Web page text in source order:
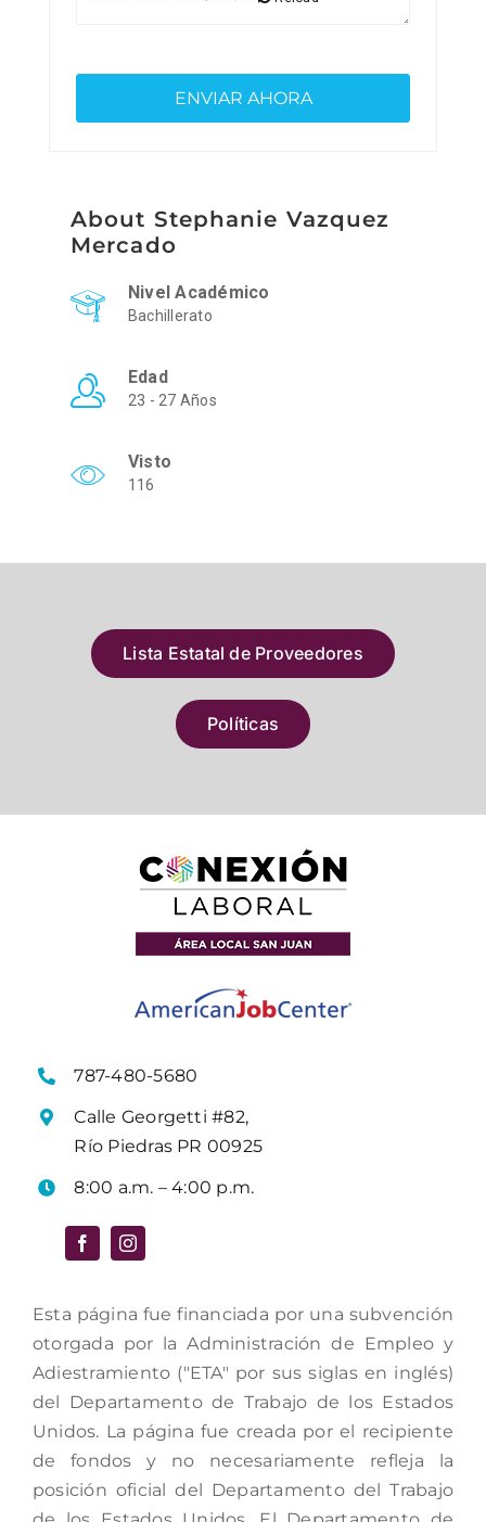
About Stephanie Vazquez
Mercado
Nivel Académico
Bachillerato
Edad
23 - 27 Años
Visto
116
Lista Estatal de Proveedores
Políticas
787-480-5680
Calle Georgetti #82,
Río Piedras PR 00925
8:00 a.m. – 4:00 p.m.
Esta página fue financiada por una subvención
otorgada por la Administración de Empleo y
Adiestramiento ("ETA" por sus siglas en inglés)
del Departamento de Trabajo de los Estados
Unidos. La página fue creada por el recipiente
de fondos y no necesariamente refleja la
posición oficial del Departamento del Trabajo